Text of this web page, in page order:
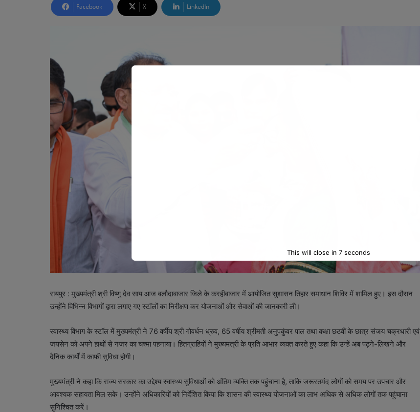
Facebook X LinkedIn
रायपुर : मुख्यमंत्री श्री विष्णु देव साय आज बलौदाबाजार जिले के करहीबाजार में आयोजित सुशासन तिहार समाधान शिविर में शामिल हुए। इस दौरान
उन्होंने विभिन्न विभागों द्वारा लगाए गए स्टॉलों का निरीक्षण कर योजनाओं और सेवाओं की जानकारी ली।
स्वास्थ्य विभाग के स्टॉल में मुख्यमंत्री ने 76 वर्षीय श्री गोवर्धन ध्रुव, 65 वर्षीय श्रीमती अनुपकुंवर पाल तथा कक्षा छठवीं के छात्र संजय चक्रधारी एवं
जयसेन को अपने हाथों से नजर का चश्मा पहनाया। हितग्राहियों ने मुख्यमंत्री के प्रति आभार व्यक्त करते हुए कहा कि उन्हें अब पढ़ने-लिखने और
दैनिक कार्यों में काफी सुविधा होगी।
मुख्यमंत्री ने कहा कि राज्य सरकार का उद्देश्य स्वास्थ्य सुविधाओं को अंतिम व्यक्ति तक पहुंचाना है, ताकि जरूरतमंद लोगों को समय पर उपचार और
आवश्यक सहायता मिल सके। उन्होंने अधिकारियों को निर्देशित किया कि शासन की स्वास्थ्य योजनाओं का लाभ अधिक से अधिक लोगों तक पहुंचाना
सुनिश्चित करें।
This will close in 5 seconds